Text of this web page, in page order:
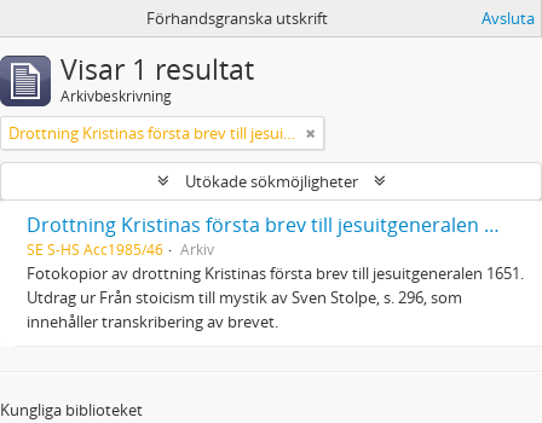
Förhandsgranska utskrift Avsluta
Visar 1 resultat
Arkivbeskrivning
Drottning Kristinas första brev till jesuitgeneralen 1651
Utökade sökmöjligheter
Drottning Kristinas första brev till jesuitgeneralen 1651
SE S-HS Acc1985/46 Arkiv
Fotokopior av drottning Kristinas första brev till jesuitgeneralen 1651.
Utdrag ur Från stoicism till mystik av Sven Stolpe, s. 296, som
innehåller transkribering av brevet.
Kungliga biblioteket